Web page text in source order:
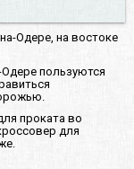
Одере, на востоке
пользуются
проката во
для